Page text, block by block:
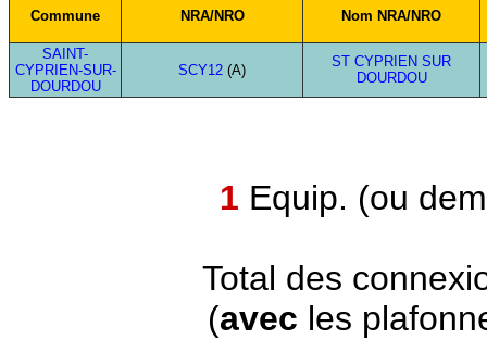
Commune NRA/NRO Nom NRA/NRO
SAINT-
CYPRIEN-SUR-
DOURDOU
SCY12 (A)
ST CYPRIEN SUR
DOURDOU
1 Equip. (ou
Total des
(avec les